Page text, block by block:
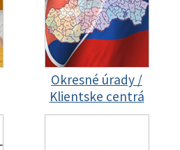
Okresné úrady /
Klientske centrá